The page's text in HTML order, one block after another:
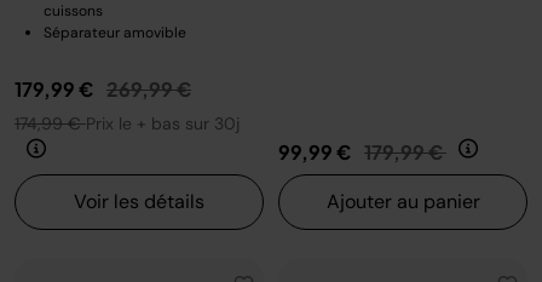
cuissons
Séparateur amovible
179,99 € Prix réduit de
269,99 €au
174,99 €Prix le + bas sur 30j
Voir les détails
99,99 € Prix réduit de
179,99 € au
Ajouter au panier